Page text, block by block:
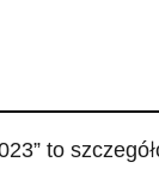
to